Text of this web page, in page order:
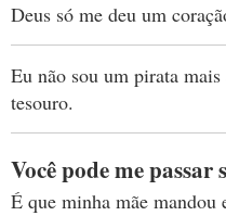
Deus só me deu um
Eu não sou um pirata
tesouro.
Você pode me passar
É que minha mãe mandou